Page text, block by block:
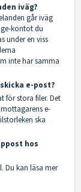
iväg?
går iväg
kontot du
under en viss
inte har samma
e-post?
för stora filer. Det
e-
ska
hos
Du kan läsa mer